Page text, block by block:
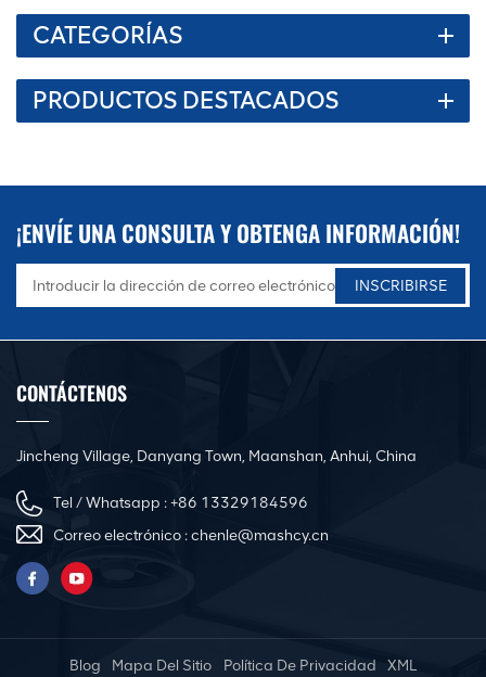
CATEGORÍAS
PRODUCTOS DESTACADOS
¡ENVÍE UNA CONSULTA Y OBTENGA INFORMACIÓN!
CONTÁCTENOS
Jincheng Village, Danyang Town, Maanshan, Anhui, China
Tel / Whatsapp :+86 13329184596
Correo electrónico :chenle@mashcy.cn
Blog Mapa Del Sitio Política De Privacidad XML